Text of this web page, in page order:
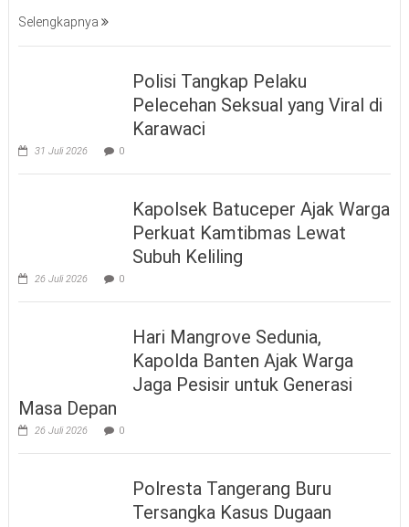
Selengkapnya
Polisi Tangkap Pelaku
Pelecehan Seksual yang Viral di
Karawaci
31 Juli 2026 0
Kapolsek Batuceper Ajak Warga
Perkuat Kamtibmas Lewat
Subuh Keliling
26 Juli 2026 0
Hari Mangrove Sedunia,
Kapolda Banten Ajak Warga
Jaga Pesisir untuk Generasi
Masa Depan
26 Juli 2026 0
Polresta Tangerang Buru
Tersangka Kasus Dugaan